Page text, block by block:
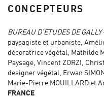
CONCEPTEURS
BUREAU D’ETUDES DE GALLY
paysagiste et urbaniste,
décoratrice végétal, Mathilde
Paysage, Vincent ZORZI,
designer végétal, Erwan
Marie-Pierre MOUILLARD et
FRANCE